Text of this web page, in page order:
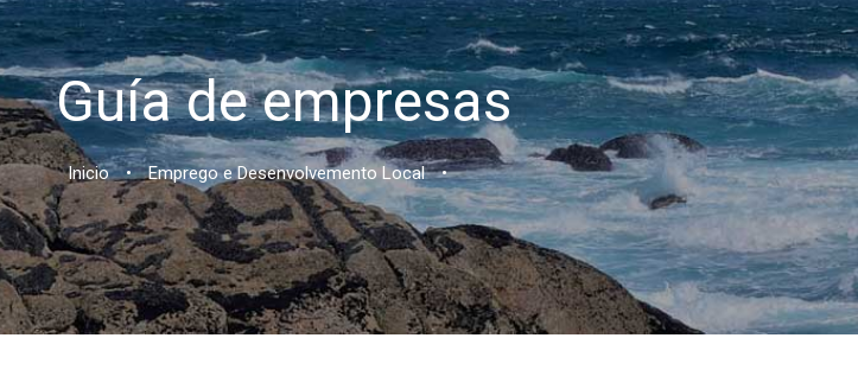
Guía de empresas
Inicio • Emprego e Desenvolvemento Local •